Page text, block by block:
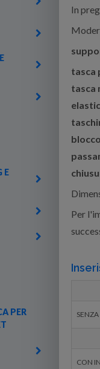
E
PER
In
tasca
tasca
Per
CON